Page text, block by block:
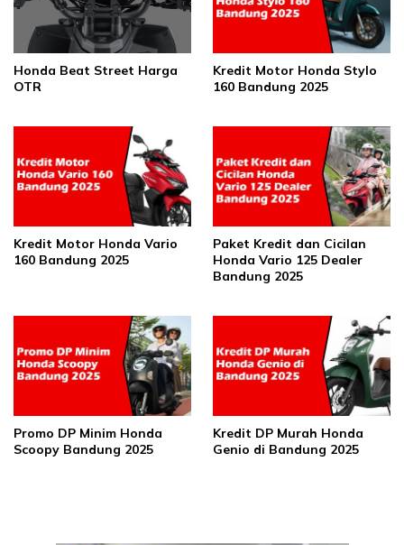
Honda Beat Street Harga
OTR
Kredit Motor Honda Stylo
160 Bandung 2025
Kredit Motor Honda Vario
160 Bandung 2025
Paket Kredit dan Cicilan
Honda Vario 125 Dealer
Bandung 2025
Promo DP Minim Honda
Scoopy Bandung 2025
Kredit DP Murah Honda
Genio di Bandung 2025